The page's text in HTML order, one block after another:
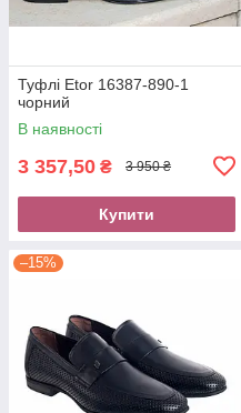
Туфлі Etor 16387-890-1
чорний
В наявності
3 357,50 ₴ 3 950 ₴
Купити
–15%